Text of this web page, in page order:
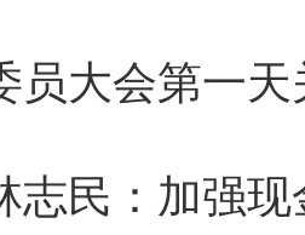
员大会第一
志民：加强